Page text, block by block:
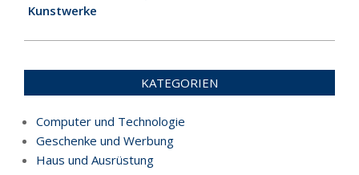
Kunstwerke
KATEGORIEN
Computer und Technologie
Geschenke und Werbung
Haus und Ausrüstung